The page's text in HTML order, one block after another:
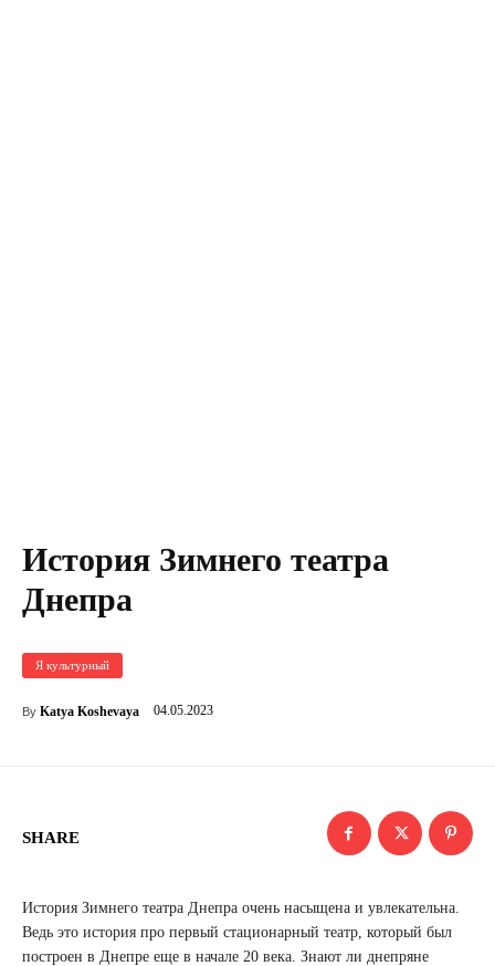
История Зимнего театра
Днепра
Я культурный
By Katya Koshevaya 04.05.2023
SHARE
История Зимнего театра Днепра очень насыщена и увлекательна.
Ведь это история про первый стационарный театр, который был
построен в Днепре еще в начале 20 века. Знают ли днепряне